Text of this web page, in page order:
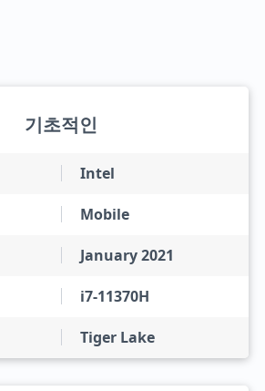
기초적인
Intel
Mobile
January 2021
i7-11370H
Tiger Lake